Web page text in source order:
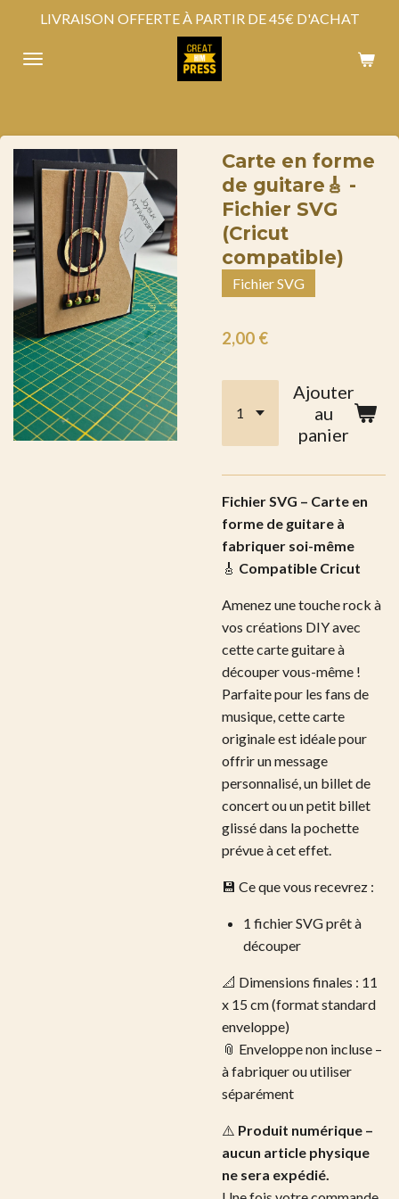
Passer
contenu
LIVRAISON OFFERTE À PARTIR DE 45€ D'ACHAT
Carte en forme
de guitare🎸 -
Fichier SVG
(Cricut
compatible)
Fichier SVG
2,00 €
Ajouter
au
panier
Fichier SVG – Carte en
forme de guitare à
fabriquer soi-même
🎸 Compatible Cricut
Amenez une touche rock à
vos créations DIY avec
cette carte guitare à
découper vous-même !
Parfaite pour les fans de
musique, cette carte
originale est idéale pour
offrir un message
personnalisé, un billet de
concert ou un petit billet
glissé dans la pochette
prévue à cet effet.
💾 Ce que vous recevrez :
1 fichier SVG prêt à
découper
📐 Dimensions finales : 11
x 15 cm (format standard
enveloppe)
📎 Enveloppe non incluse –
à fabriquer ou utiliser
séparément
⚠️ Produit numérique –
aucun article physique
ne sera expédié.